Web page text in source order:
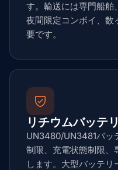
す。輸送には専門船舶
夜間限定コンボイ、数
要です。
リチウムバッテ
UN3480/UN3481バッ
制限、充電状態制限、
します。大型バッテリ